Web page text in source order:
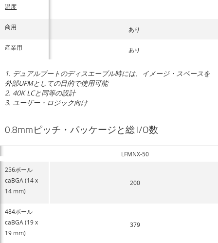
温度
商用 あり
産業用 あり
1. デュアルブートのディスエーブル時には、イメージ・スペースを
外部UFMとしての目的で使用可能
2. 40K LCと同等の設計
3. ユーザー・ロジック向け
0.8mmピッチ・パッケージと総 I/O数
LFMNX-50
256ボール
caBGA (14 x
14 mm)
200
484ボール
caBGA (19 x
19 mm)
379